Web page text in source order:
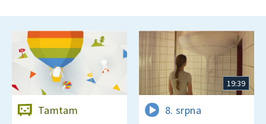
Tamtam
19:39
8. srpna